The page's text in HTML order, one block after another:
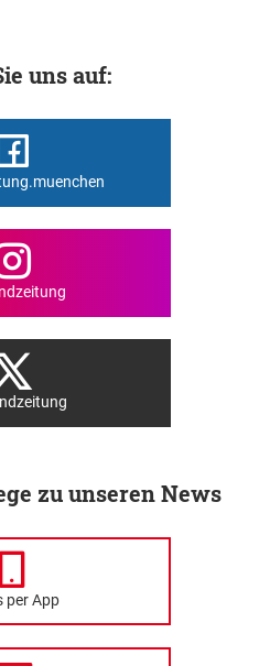
uns auf:
zu unseren News
per App